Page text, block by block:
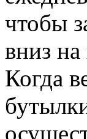
чтобы
вниз
Когда